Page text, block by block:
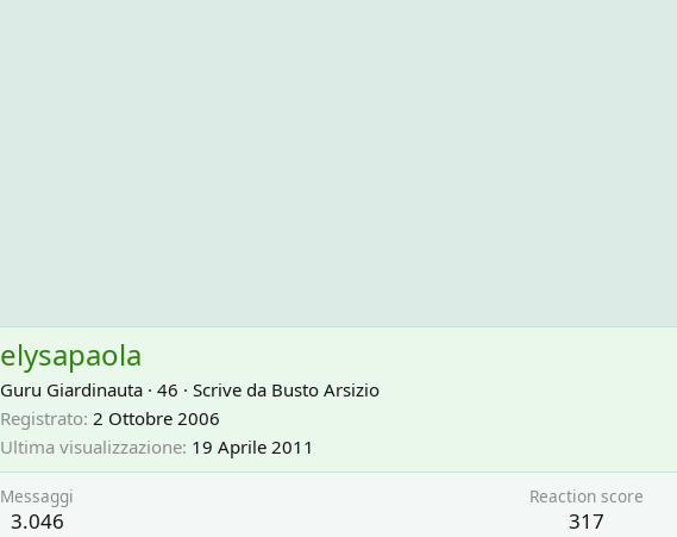
elysapaola
Guru Giardinauta · 46 · Scrive da Busto Arsizio
Registrato 2 Ottobre 2006
Ultima visualizzazione 19 Aprile 2011
Messaggi
3.046
Reaction score
317